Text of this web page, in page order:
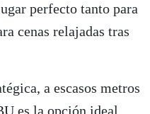
perfecto tanto para
cenas relajadas tras
a escasos metros
es la opción ideal